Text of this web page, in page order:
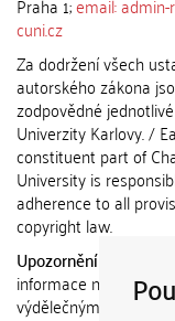
cuni.cz
Za dodržení všech
autorského zákona
zodpovědné
Univerzity Karlovy. /
constituent part of
University is
adherence to all
copyright law.
Upozornění / Notice:
informace nemohou
výdělečným účelům